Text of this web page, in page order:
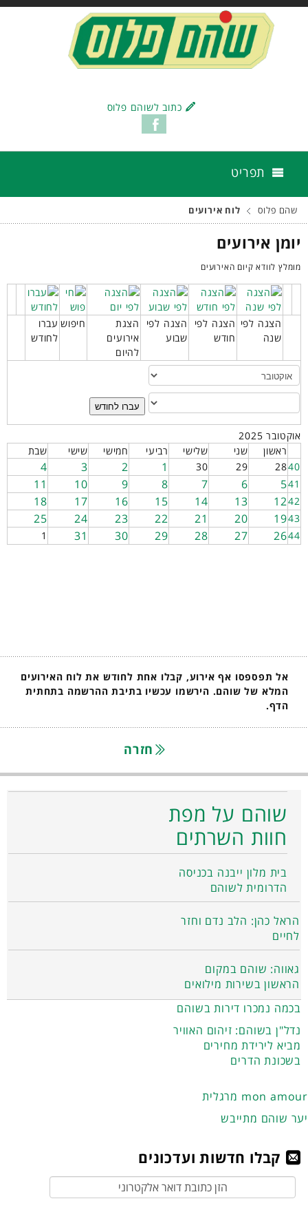
כתוב לשוהם פלוס
תפריט
שהם פלוס לוח אירועים
יומן אירועים
מומלץ לוודא קיום האירועים
הצגה לפי
שנה
הצגה לפי
חודש
הצגה לפי
שבוע
הצגת
אירועים
להיום
חיפוש עברו
לחודש
עברו לחודש
אוקטובר 2025
ראשון
שני שלישי רביעי חמישי שישי
שבת
40
28
29
30
1
2
3
4
41
5
6
7
8
9
10
11
42
12
13
14
15
16
17
18
43
19
20
21
22
23
24
25
44
26
27
28
29
30
31
1
אל תפספסו אף אירוע, קבלו אחת לחודש את לוח האירועים
המלא של שוהם. הירשמו עכשיו בתיבת ההרשמה בתחתית
הדף.
חזרה
שוהם על מפת
חוות השרתים
בית מלון ייבנה בכניסה
הדרומית לשוהם
הראל כהן: הלב נדם וחזר
לחיים
גאווה: שוהם במקום
הראשון בשירות מילואים
בכמה נמכרו דירות בשוהם
נדל"ן בשוהם: זיהום האוויר
מביא לירידת מחירים
בשכונת הדרים
מרגלית mon amour
יער שוהם מתייבש
קבלו חדשות ועדכונים